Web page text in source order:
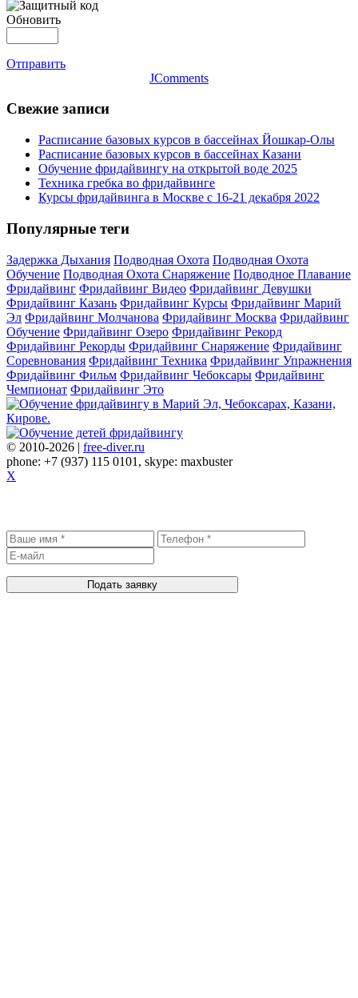
Обновить
Отправить
JComments
Свежие записи
Расписание базовых курсов в бассейнах Йошкар-Олы
Расписание базовых курсов в бассейнах Казани
Обучение фридайвингу на открытой воде 2025
Техника гребка во фридайвинге
Курсы фридайвинга в Москве с 16-21 декабря 2022
Популярные теги
Задержка Дыхания Подводная Охота Подводная Охота
Обучение Подводная Охота Снаряжение Подводное Плавание
Фридайвинг Фридайвинг Видео Фридайвинг Девушки
Фридайвинг Казань Фридайвинг Курсы Фридайвинг Марий
Эл Фридайвинг Молчанова Фридайвинг Москва Фридайвинг
Обучение Фридайвинг Озеро Фридайвинг Рекорд
Фридайвинг Рекорды Фридайвинг Снаряжение Фридайвинг
Соревнования Фридайвинг Техника Фридайвинг Упражнения
Фридайвинг Фильм Фридайвинг Чебоксары Фридайвинг
Чемпионат Фридайвинг Это
© 2010-2026 | free-diver.ru
phone: +7 (937) 115 0101, skype: maxbuster
X